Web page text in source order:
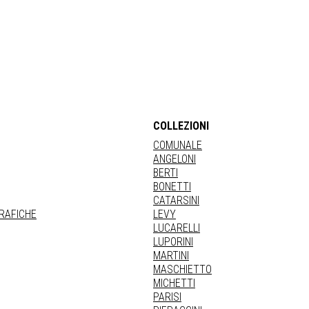
COLLEZIONI
COMUNALE
ANGELONI
BERTI
BONETTI
CATARSINI
LEVY
LUCARELLI
LUPORINI
MARTINI
MASCHIETTO
MICHETTI
PARISI